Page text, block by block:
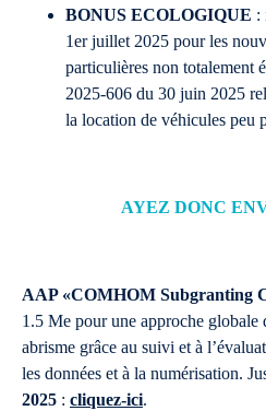
BONUS ECOLOGIQUE :
1er juillet 2025 pour les
particulières non totalement
2025-606 du 30 juin 2025
la location de véhicules peu
AYEZ DONC
AAP «COMHOM Subgranting
1.5 Me pour une approche globale
abrisme grâce au suivi et à
les données et à la numérisation.
2025 : cliquez-ici.